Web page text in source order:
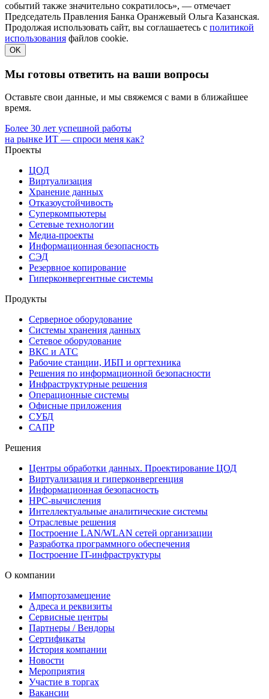
событий также значительно сократилось», — отмечает
Председатель Правления Банка Оранжевый Ольга Казанская.
Продолжая использовать сайт, вы соглашаетесь с политикой
использования файлов cookie.
OK
Мы готовы ответить на ваши вопросы
Оставьте свои данные, и мы свяжемся с вами в ближайшее
время.
Более 30 лет успешной работы
на рынке ИТ — спроси меня как?
Проекты
ЦОД
Виртуализация
Хранение данных
Отказоустойчивость
Суперкомпьютеры
Сетевые технологии
Медиа-проекты
Информационная безопасность
СЭД
Резервное копирование
Гиперконвергентные системы
Продукты
Серверное оборудование
Системы хранения данных
Сетевое оборудование
ВКС и АТС
Рабочие станции, ИБП и оргтехника
Решения по информационной безопасности
Инфраструктурные решения
Операционные системы
Офисные приложения
СУБД
САПР
Решения
Центры обработки данных. Проектирование ЦОД
Виртуализация и гиперконвергенция
Информационная безопасность
HPC-вычисления
Интеллектуальные аналитические системы
Отраслевые решения
Построение LAN/WLAN сетей организации
Разработка программного обеспечения
Построение IT-инфраструктуры
О компании
Импортозамещение
Адреса и реквизиты
Сервисные центры
Партнеры / Вендоры
Сертификаты
История компании
Новости
Мероприятия
Участие в торгах
Вакансии